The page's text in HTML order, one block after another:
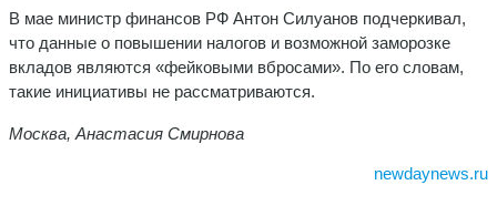
В мае министр финансов РФ Антон Силуанов подчеркивал,
что данные о повышении налогов и возможной заморозке
вкладов являются «фейковыми вбросами». По его словам,
такие инициативы не рассматриваются.
Москва, Анастасия Смирнова
newdaynews.ru